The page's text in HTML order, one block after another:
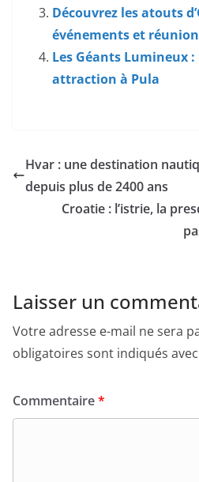
Découvrez les atouts
événements et
Les Géants Lumineux
attraction à Pula
Hvar : une destination
depuis plus de 2400 ans
Croatie : l’istrie, la
Laisser un
Votre adresse e-mail ne sera
obligatoires sont indiqués avec
Commentaire*